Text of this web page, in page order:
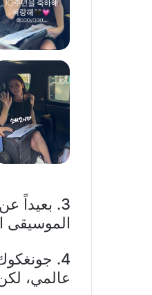
الموسيقى
4.
عالمي،